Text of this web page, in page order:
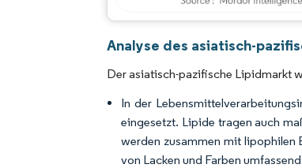
Analyse des asiatisch-
Der asiatisch-pazifische Lipidmarkt
In der
eingesetzt. Lipide tragen auch
werden zusammen mit lipophilen
von Lacken und Farben